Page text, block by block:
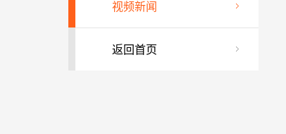
视频新闻
返回首页